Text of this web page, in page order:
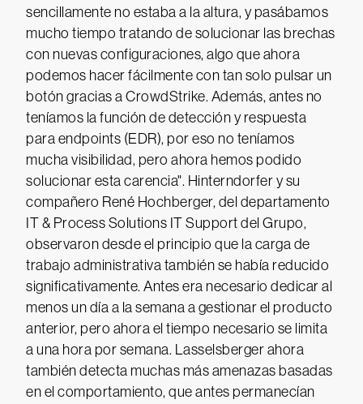
sencillamente no estaba a la altura, y pasábamos
mucho tiempo tratando de solucionar las brechas
con nuevas configuraciones, algo que ahora
podemos hacer fácilmente con tan solo pulsar un
botón gracias a CrowdStrike. Además, antes no
teníamos la función de detección y respuesta
para endpoints (EDR), por eso no teníamos
mucha visibilidad, pero ahora hemos podido
solucionar esta carencia". Hinterndorfer y su
compañero René Hochberger, del departamento
IT & Process Solutions IT Support del Grupo,
observaron desde el principio que la carga de
trabajo administrativa también se había reducido
significativamente. Antes era necesario dedicar al
menos un día a la semana a gestionar el producto
anterior, pero ahora el tiempo necesario se limita
a una hora por semana. Lasselsberger ahora
también detecta muchas más amenazas basadas
en el comportamiento, que antes permanecían